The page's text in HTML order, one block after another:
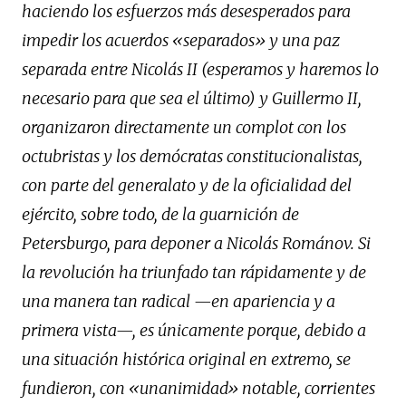
haciendo los esfuerzos más desesperados para
impedir los acuerdos «separados» y una paz
separada entre Nicolás II (esperamos y haremos lo
necesario para que sea el último) y Guillermo II,
organizaron directamente un complot con los
octubristas y los demócratas constitucionalistas,
con parte del generalato y de la oficialidad del
ejército, sobre todo, de la guarnición de
Petersburgo, para deponer a Nicolás Románov. Si
la revolución ha triunfado tan rápidamente y de
una manera tan radical —en apariencia y a
primera vista—, es únicamente porque, debido a
una situación histórica original en extremo, se
fundieron, con «unanimidad» notable, corrientes